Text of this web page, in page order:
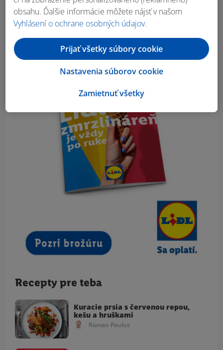
Recepty pre teba
Kuracie prsia s červenou repou,
kešu a hruškami
Roman Paulus
obsahu. Ďalšie informácie môžete nájsť v našom
Vyhlásení o ochrane osobných údajov.
Zamietnuť všetky
Nastavenia súborov cookie
Prijať všetky súbory cookie